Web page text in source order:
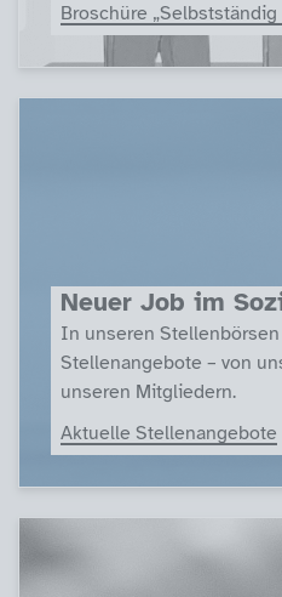
Broschüre „Selbstständig
Neuer Job im
In unseren
Stellenangebote – von
unseren Mitgliedern.
Aktuelle Stellenangebote